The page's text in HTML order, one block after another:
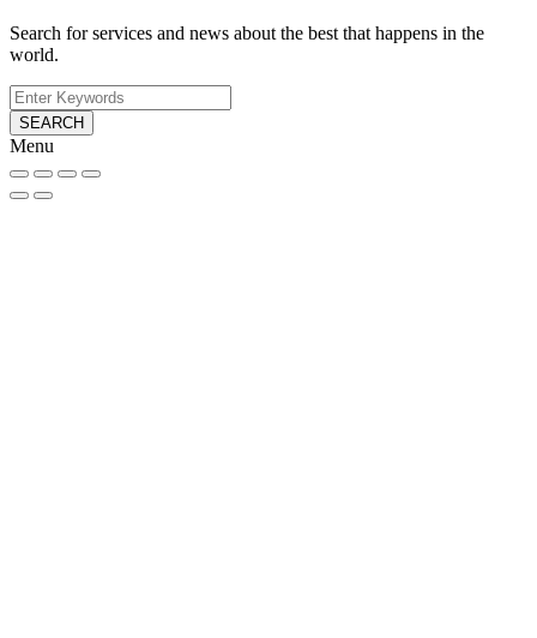
Search for services and news about the best that happens in the
world.
SEARCH
Menu